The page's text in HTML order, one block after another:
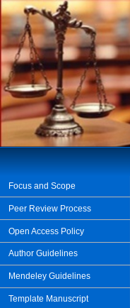
Focus and Scope
Peer Review Process
Open Access Policy
Author Guidelines
Mendeley Guidelines
Template Manuscript